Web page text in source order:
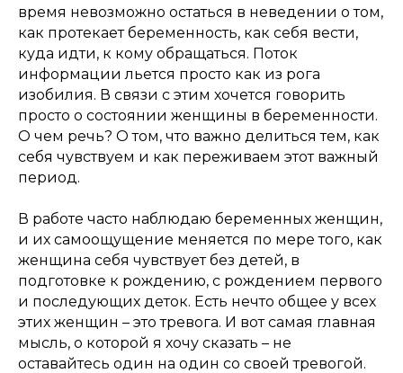
время невозможно остаться в неведении о том,
как протекает беременность, как себя вести,
куда идти, к кому обращаться. Поток
информации льется просто как из рога
изобилия. В связи с этим хочется говорить
просто о состоянии женщины в беременности.
О чем речь? О том, что важно делиться тем, как
себя чувствуем и как переживаем этот важный
период.
В работе часто наблюдаю беременных женщин,
и их самоощущение меняется по мере того, как
женщина себя чувствует без детей, в
подготовке к рождению, с рождением первого
и последующих деток. Есть нечто общее у всех
этих женщин – это тревога. И вот самая главная
мысль, о которой я хочу сказать – не
оставайтесь один на один со своей тревогой.